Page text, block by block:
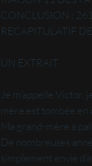
CONCLUSION : 261
RECAPITULATIF
UN EXTRAIT
Je m’appelle Victor,
mère est tombée en
Ma grand-mère a
De nombreuses
simplement envie